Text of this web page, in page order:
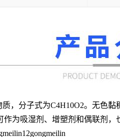
质，分子式为C4H10O2。无色
作为吸湿剂、增塑剂和偶联剂